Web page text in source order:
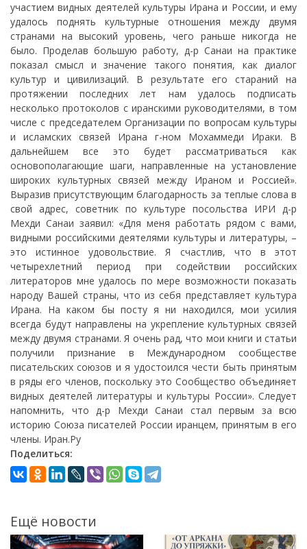
участием видных деятелей культуры Ирана и России, и ему
удалось поднять культурные отношения между двумя
странами на высокий уровень, чего раньше никогда не
было. Проделав большую работу, д-р Санаи на практике
показал смысл и значение такого понятия, как диалог
культур и цивилизаций. В результате его стараний на
протяжении последних лет нам удалось подписать
несколько протоколов с иранскими руководителями, в том
числе с председателем Организации по вопросам культуры
и исламских связей Ирана г-ном Мохаммеди Ираки. В
дальнейшем все это будет рассматриваться как
основополагающие шаги, направленные на установление
широких культурных связей между Ираном и Россией».
Выразив присутствующим благодарность за теплые слова в
свой адрес, советник по культуре посольства ИРИ д-р
Мехди Санаи заявил: «Для меня работать рядом с вами,
видными российскими деятелями культуры и литературы, –
это истинное удовольствие. Я счастлив, что в этот
четырехлетний период при содействии российских
литераторов мне удалось по мере возможности показать
народу Вашей страны, что из себя представляет культура
Ирана. На каком бы посту я ни находился, мои усилия
всегда будут направлены на укрепление культурных связей
между двумя странами. Я очень рад, что мои книги и статьи
получили признание в Международном сообществе
писательских союзов и я удостоился чести быть принятым
в ряды его членов, поскольку это Сообщество объединяет
видных деятелей литературы и культуры России». Следует
напомнить, что д-р Мехди Санаи стал первым за всю
историю Союза писателей России иранцем, принятым в его
члены. Иран.Ру
Поделиться:
Ещё новости